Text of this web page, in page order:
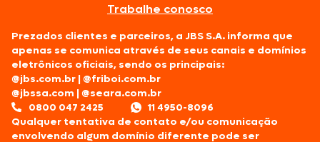
Trabalhe conosco
Prezados clientes e parceiros, a JBS S.A. informa que
apenas se comunica através de seus canais e domínios
eletrônicos oficiais, sendo os principais:
@jbs.com.br |@friboi.com.br
@jbssa.com |@seara.com.br
0800 047 2425
11 4950-8096
Qualquer tentativa de contato e/ou comunicação
envolvendo algum domínio diferente pode ser